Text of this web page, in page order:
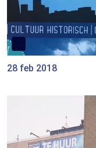
28 feb 2018